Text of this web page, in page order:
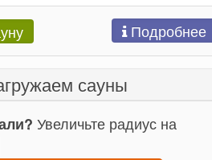
Подробнее
сауны
Увеличьте радиус на